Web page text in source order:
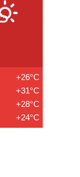
+26°C
+31°C
+28°C
+24°C